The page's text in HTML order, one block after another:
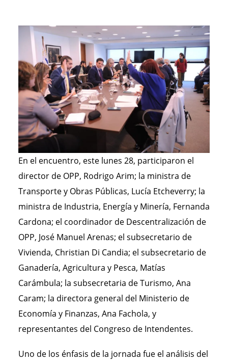
En el encuentro, este lunes 28, participaron el
director de OPP, Rodrigo Arim; la ministra de
Transporte y Obras Públicas, Lucía Etcheverry; la
ministra de Industria, Energía y Minería, Fernanda
Cardona; el coordinador de Descentralización de
OPP, José Manuel Arenas; el subsecretario de
Vivienda, Christian Di Candia; el subsecretario de
Ganadería, Agricultura y Pesca, Matías
Carámbula; la subsecretaria de Turismo, Ana
Caram; la directora general del Ministerio de
Economía y Finanzas, Ana Fachola, y
representantes del Congreso de Intendentes.
Uno de los énfasis de la jornada fue el análisis del